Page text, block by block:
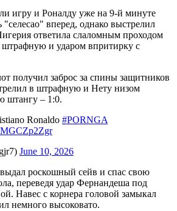
игру и Роналду уже на 9-й минуте
вперед, однако выстрелил
ответила слаломным проходом
и ударом впритирку с
получил заброс за спины защитников
в штрафную и Нету низом
штангу – 1:0.
Ronaldo #PORNGA
June 10, 2026
роскошный сейв и спас свою
переведя удар Фернандеша под
Навес с корнера головой замыкал
немного высоковато.